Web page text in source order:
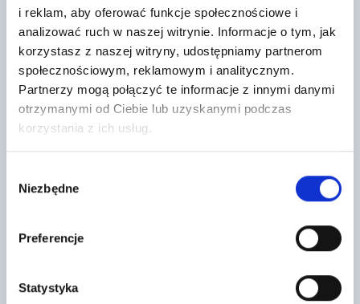
i reklam, aby oferować funkcje społecznościowe i
analizować ruch w naszej witrynie. Informacje o tym, jak
korzystasz z naszej witryny, udostępniamy partnerom
społecznościowym, reklamowym i analitycznym.
Partnerzy mogą połączyć te informacje z innymi danymi
otrzymanymi od Ciebie lub uzyskanymi podczas
korzystania z ich usług.
zgody
Niezbędne
Preferencje
Statystyka
Geowłóknina GUTEX PES 150gr/m2
4,03 zł/ m2
Geowłóknina igłowana, biała, nie
tkana, wykonana z pasm włókien
poliestrowych. Znajdująca
zastosowanie jako warstwa
filtracyjna…
ULTRAPANEL TG 1250X600X6mm
62,51 zł
/ szt
Płyta budowlana Ultra Panel to
nowoczesny, wielofunkcyjny
materiał przeznaczony do
wyrównywania oraz zabudowy